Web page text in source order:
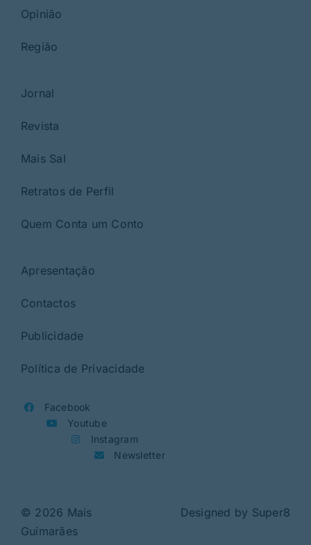
Opinião
Região
Jornal
Revista
Mais Sal
Retratos de Perfil
Quem Conta um Conto
Apresentação
Contactos
Publicidade
Política de Privacidade
Facebook
Youtube
Instagram
Newsletter
© 2026 Mais
Guimarães
Designed by Super8